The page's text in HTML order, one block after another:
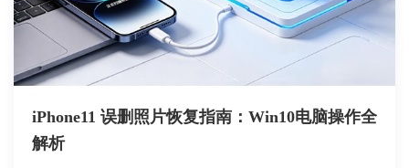
iPhone11 误删照片恢复指南：Win10电脑操作全
解析